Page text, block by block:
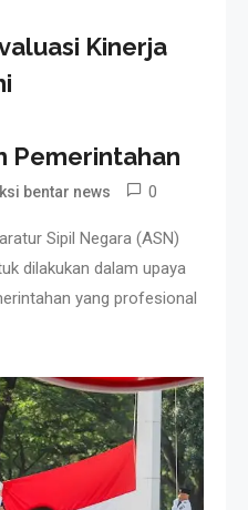
Kinerja
Pemerintahan
bentar news 0
Sipil Negara (ASN)
dilakukan dalam upaya
yang profesional